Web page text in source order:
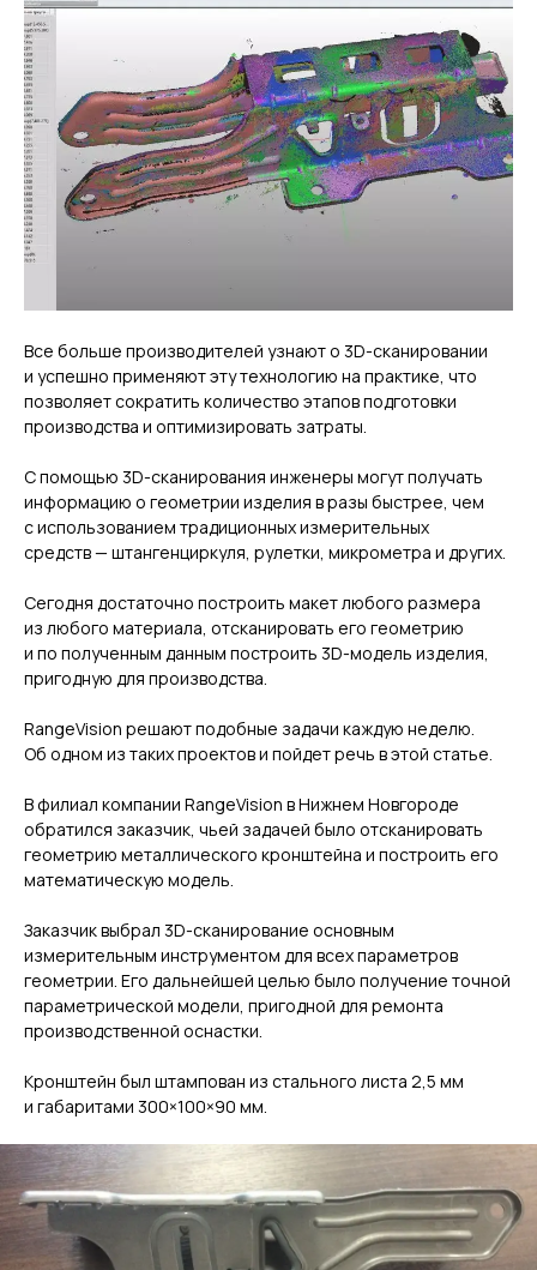
Все больше производителей узнают о 3D-сканировании
и успешно применяют эту технологию на практике, что
позволяет сократить количество этапов подготовки
производства и оптимизировать затраты.
С помощью 3D-сканирования инженеры могут получать
информацию о геометрии изделия в разы быстрее, чем
с использованием традиционных измерительных
средств — штангенциркуля, рулетки, микрометра и других.
Сегодня достаточно построить макет любого размера
из любого материала, отсканировать его геометрию
и по полученным данным построить 3D-модель изделия,
пригодную для производства.
RangeVision решают подобные задачи каждую неделю.
Об одном из таких проектов и пойдет речь в этой статье.
В филиал компании RangeVision в Нижнем Новгороде
обратился заказчик, чьей задачей было отсканировать
геометрию металлического кронштейна и построить его
математическую модель.
Заказчик выбрал 3D-сканирование основным
измерительным инструментом для всех параметров
геометрии. Его дальнейшей целью было получение точной
параметрической модели, пригодной для ремонта
производственной оснастки.
Кронштейн был штампован из стального листа 2,5 мм
и габаритами 300×100×90 мм.